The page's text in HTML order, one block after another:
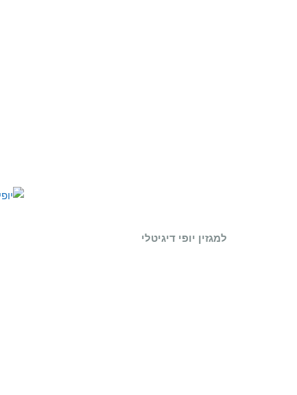
למגזין יופי דיגיטלי